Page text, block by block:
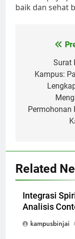
baik dan sehat
Surat
Kampus:
Permohonan
Related
Integrasi
Analisis
kampusbinjai